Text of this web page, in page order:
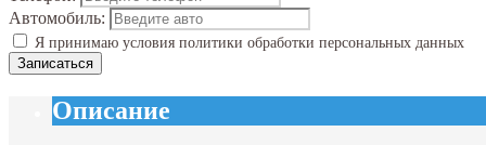
Автомобиль:
Я принимаю условия политики обработки персональных данных
Записаться
Описание